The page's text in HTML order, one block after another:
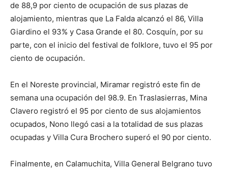
de 88,9 por ciento de ocupación de sus plazas de
alojamiento, mientras que La Falda alcanzó el 86, Villa
Giardino el 93% y Casa Grande el 80. Cosquín, por su
parte, con el inicio del festival de folklore, tuvo el 95 por
ciento de ocupación.
En el Noreste provincial, Miramar registró este fin de
semana una ocupación del 98.9. En Traslasierras, Mina
Clavero registró el 95 por ciento de sus alojamientos
ocupados, Nono llegó casi a la totalidad de sus plazas
ocupadas y Villa Cura Brochero superó el 90 por ciento.
Finalmente, en Calamuchita, Villa General Belgrano tuvo